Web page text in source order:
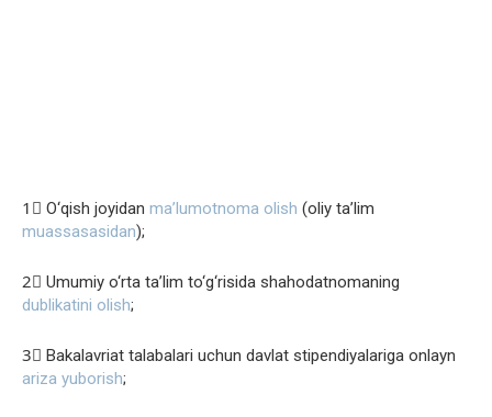
1⃣ O‘qish joyidan ma’lumotnoma olish (oliy ta’lim
muassasasidan);
2⃣ Umumiy o‘rta ta’lim to‘g‘risida shahodatnomaning
dublikatini olish;
3⃣ Bakalavriat talabalari uchun davlat stipendiyalariga onlayn
ariza yuborish;